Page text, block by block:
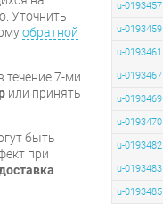
u-0193457
u-0193459
u-0193461
u-0193467
u-0193469
u-0193470
u-0193482
u-0193483
u-0193485
Уточнить
обратной
течение 7-ми
или принять
быть
при